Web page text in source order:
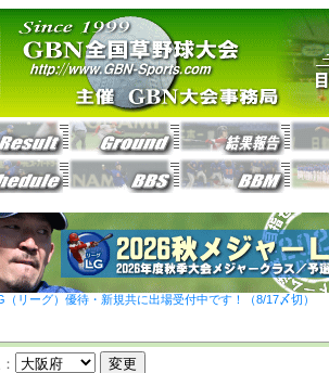
（リーグ）優待・新規共に出場受付中です！（8/17〆切）